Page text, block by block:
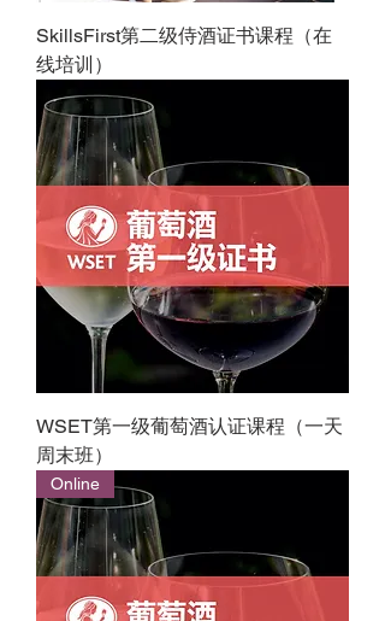
SkillsFirst第二级侍酒证书课程（在
线培训）
WSET第一级葡萄酒认证课程（一天
周末班）
Online